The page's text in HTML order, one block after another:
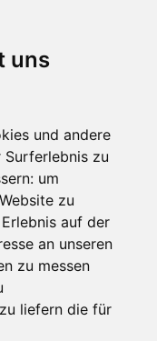
uns
und andere
Surferlebnis zu
um
zu
auf der
an unseren
zu messen
liefern die für